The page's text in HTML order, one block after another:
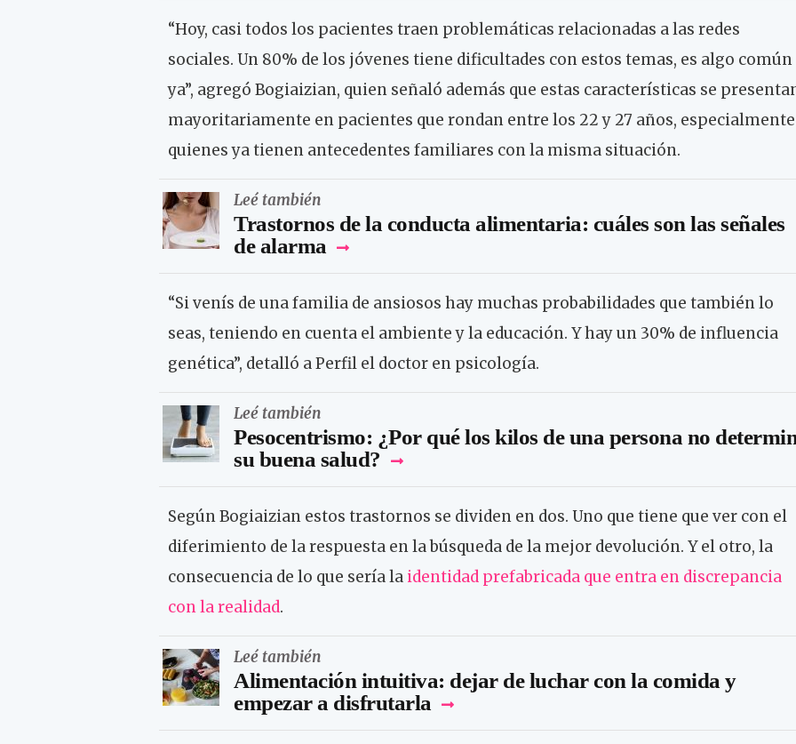
“Hoy, casi todos los pacientes traen problemáticas relacionadas a las redes
sociales. Un 80% de los jóvenes tiene dificultades con estos temas, es algo común
ya”, agregó Bogiaizian, quien señaló además que estas características se
mayoritariamente en pacientes que rondan entre los 22 y 27 años, especialmente
quienes ya tienen antecedentes familiares con la misma situación.
Leé también
Trastornos de la conducta alimentaria: cuáles son las señales
de alarma
“Si venís de una familia de ansiosos hay muchas probabilidades que también lo
seas, teniendo en cuenta el ambiente y la educación. Y hay un 30% de influencia
genética”, detalló a Perfil el doctor en psicología.
Leé también
Pesocentrismo: ¿Por qué los kilos de una persona no
su buena salud?
Según Bogiaizian estos trastornos se dividen en dos. Uno que tiene que ver con el
diferimiento de la respuesta en la búsqueda de la mejor devolución. Y el otro, la
consecuencia de lo que sería la identidad prefabricada que entra en discrepancia
con la realidad.
Leé también
Alimentación intuitiva: dejar de luchar con la comida y
empezar a disfrutarla